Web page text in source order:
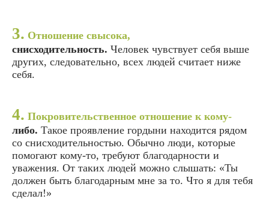
3. Отношение свысока,
снисходительность. Человек чувствует себя выше
других, следовательно, всех людей считает ниже
себя.
4. Покровительственное отношение к кому-
либо. Такое проявление гордыни находится рядом
со снисходительностью. Обычно люди, которые
помогают кому-то, требуют благодарности и
уважения. От таких людей можно слышать: «Ты
должен быть благодарным мне за то. Что я для тебя
сделал!»